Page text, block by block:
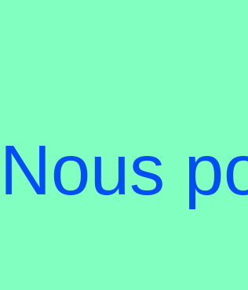
Nous